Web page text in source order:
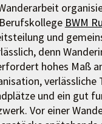
BWM
und
denn
hohes Maß
verlässliche
und ein gut
Vor einer